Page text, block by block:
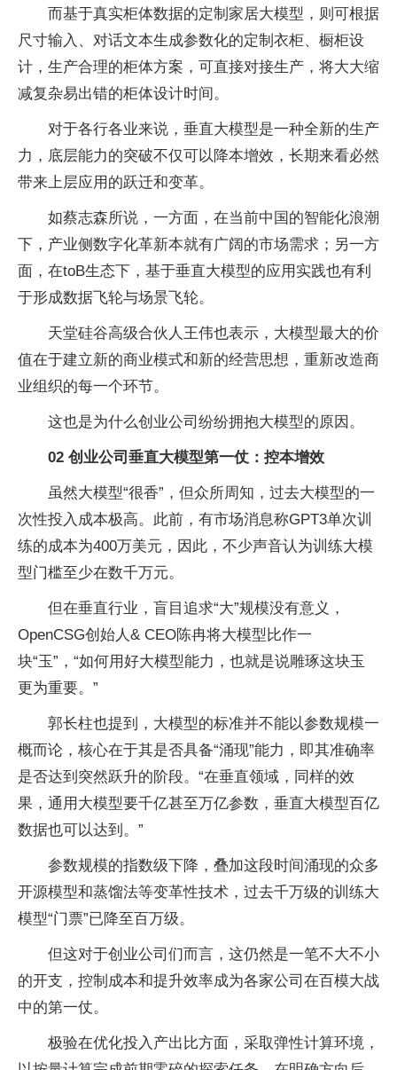
而基于真实柜体数据的定制家居大模型，则可根据
尺寸输入、对话文本生成参数化的定制衣柜、橱柜设
计，生产合理的柜体方案，可直接对接生产，将大大缩
减复杂易出错的柜体设计时间。
对于各行各业来说，垂直大模型是一种全新的生产
力，底层能力的突破不仅可以降本增效，长期来看必然
带来上层应用的跃迁和变革。
如蔡志森所说，一方面，在当前中国的智能化浪潮
下，产业侧数字化革新本就有广阔的市场需求；另一方
面，在toB生态下，基于垂直大模型的应用实践也有利
于形成数据飞轮与场景飞轮。
天堂硅谷高级合伙人王伟也表示，大模型最大的价
值在于建立新的商业模式和新的经营思想，重新改造商
业组织的每一个环节。
这也是为什么创业公司纷纷拥抱大模型的原因。
02 创业公司垂直大模型第一仗：控本增效
虽然大模型“很香”，但众所周知，过去大模型的一
次性投入成本极高。此前，有市场消息称GPT3单次训
练的成本为400万美元，因此，不少声音认为训练大模
型门槛至少在数千万元。
但在垂直行业，盲目追求“大”规模没有意义，
OpenCSG创始人& CEO陈冉将大模型比作一
块“玉”，“如何用好大模型能力，也就是说雕琢这块玉
更为重要。”
郭长柱也提到，大模型的标准并不能以参数规模一
概而论，核心在于其是否具备“涌现”能力，即其准确率
是否达到突然跃升的阶段。“在垂直领域，同样的效
果，通用大模型要千亿甚至万亿参数，垂直大模型百亿
数据也可以达到。”
参数规模的指数级下降，叠加这段时间涌现的众多
开源模型和蒸馏法等变革性技术，过去千万级的训练大
模型“门票”已降至百万级。
但这对于创业公司们而言，这仍然是一笔不大不小
的开支，控制成本和提升效率成为各家公司在百模大战
中的第一仗。
极验在优化投入产出比方面，采取弹性计算环境，